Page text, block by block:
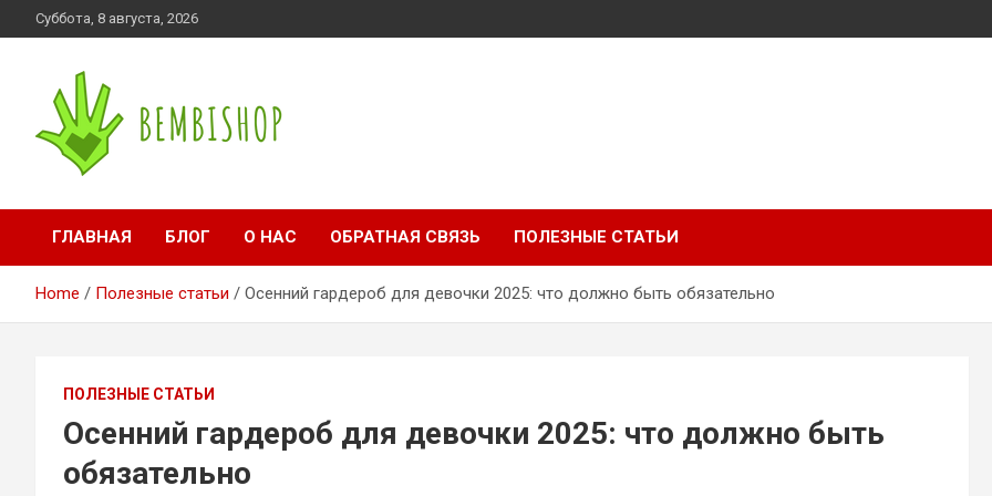
to
Суббота, 8 августа, 2026
bembishop.com.ua
ГЛАВНАЯ БЛОГ О НАС ОБРАТНАЯ СВЯЗЬ ПОЛЕЗНЫЕ СТАТЬИ
Home Полезные статьи Осенний гардероб для девочки 2025: что должно быть обязательно
ПОЛЕЗНЫЕ СТАТЬИ
Осенний гардероб для девочки 2025: что должно быть
обязательно